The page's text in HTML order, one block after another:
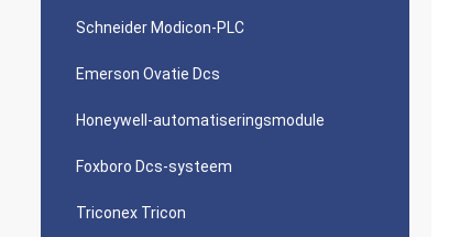
Schneider Modicon-PLC
Emerson Ovatie Dcs
Honeywell-automatiseringsmodule
Foxboro Dcs-systeem
Triconex Tricon